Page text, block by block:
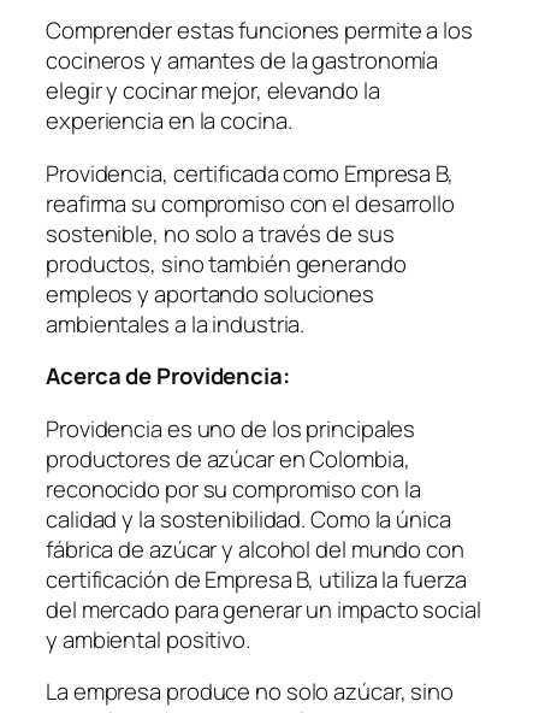
Comprender estas funciones permite a los
cocineros y amantes de la gastronomía
elegir y cocinar mejor, elevando la
experiencia en la cocina.
Providencia, certificada como Empresa B,
reafirma su compromiso con el desarrollo
sostenible, no solo a través de sus
productos, sino también generando
empleos y aportando soluciones
ambientales a la industria.
Acerca de Providencia:
Providencia es uno de los principales
productores de azúcar en Colombia,
reconocido por su compromiso con la
calidad y la sostenibilidad. Como la única
fábrica de azúcar y alcohol del mundo con
certificación de Empresa B, utiliza la fuerza
del mercado para generar un impacto social
y ambiental positivo.
La empresa produce no solo azúcar, sino